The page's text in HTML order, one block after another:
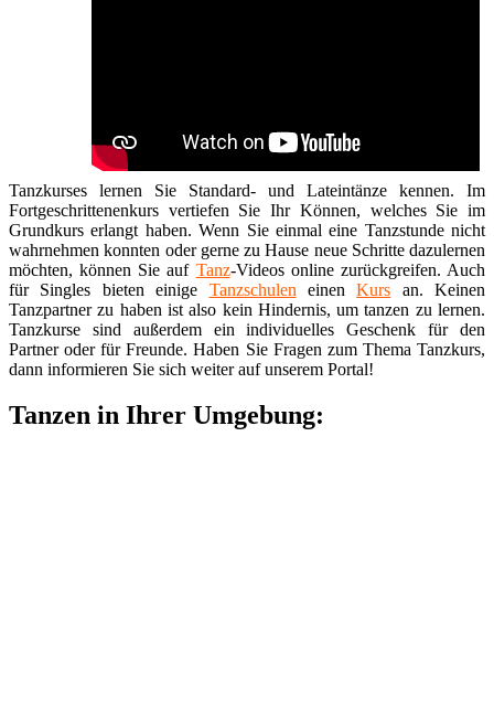
Tanzkurses lernen Sie Standard- und Lateintänze kennen. Im
Fortgeschrittenenkurs vertiefen Sie Ihr Können, welches Sie im
Grundkurs erlangt haben. Wenn Sie einmal eine Tanzstunde nicht
wahrnehmen konnten oder gerne zu Hause neue Schritte dazulernen
möchten, können Sie auf Tanz-Videos online zurückgreifen. Auch
für Singles bieten einige Tanzschulen einenKurs an. Keinen
Tanzpartner zu haben ist also kein Hindernis, um tanzen zu lernen.
Tanzkurse sind außerdem ein individuelles Geschenk für den
Partner oder für Freunde. Haben Sie Fragen zum Thema Tanzkurs,
dann informieren Sie sich weiter auf unserem Portal!
Tanzen in Ihrer Umgebung: